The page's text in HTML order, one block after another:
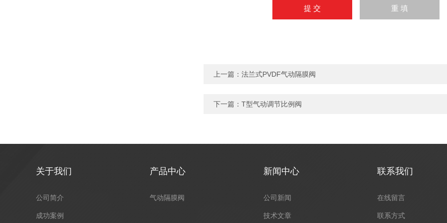
上一篇： 法兰式PVDF气动隔膜阀
下一篇： T型气动调节比例阀
关于我们
公司简介
成功案例
产品中心
气动隔膜阀
新闻中心
公司新闻
技术文章
联系我们
在线留言
联系方式